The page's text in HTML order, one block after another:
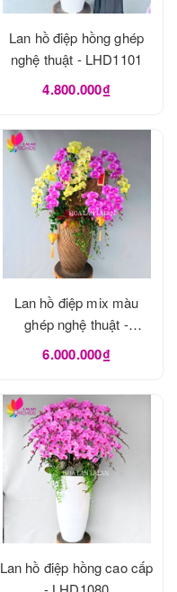
Lan hồ điệp hồng ghép
nghệ thuật - LHD1101
4.800.000₫
Lan hồ điệp mix màu
ghép nghệ thuật -
LHD1092
6.000.000₫
Lan hồ điệp hồng cao cấp